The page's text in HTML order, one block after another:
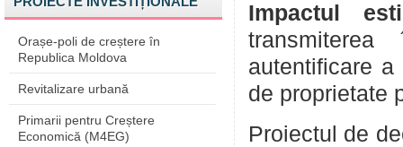
Orașe-poli de creștere în
Republica Moldova
Revitalizare urbană
Primarii pentru Creștere
Economică (M4EG)
Impactul
autentificare
de proprietate
Proiectul de